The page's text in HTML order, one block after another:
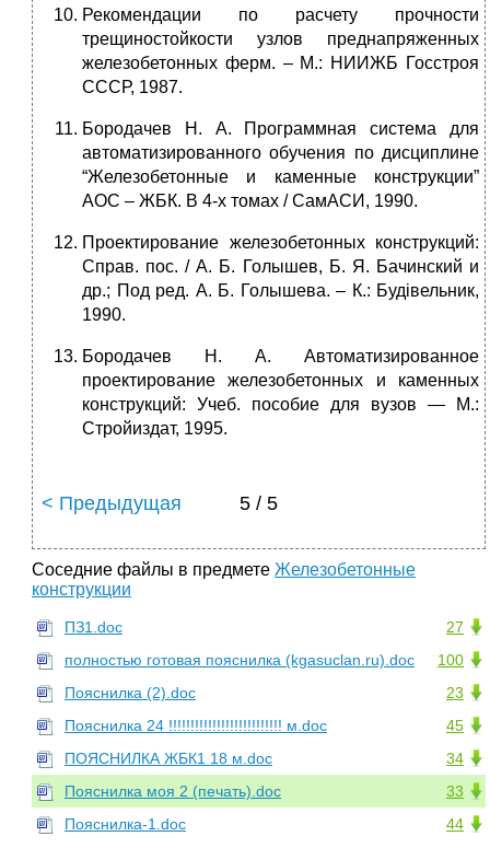
Рекомендации по расчету прочности
трещиностойкости узлов преднапряженных
железобетонных ферм. – М.: НИИЖБ Госстроя
СССР, 1987.
Бородачев Н. А. Программная система для
автоматизированного обучения по дисциплине
“Железобетонные и каменные конструкции”
АОС – ЖБК. В 4-х томах / СамАСИ, 1990.
Проектирование железобетонных конструкций:
Справ. пос. / А. Б. Голышев, Б. Я. Бачинский и
др.; Под ред. А. Б. Голышева. – К.: Будiвельник,
1990.
Бородачев Н. А. Автоматизированное
проектирование железобетонных и каменных
конструкций: Учеб. пособие для вузов — М.:
Стройиздат, 1995.
< Предыдущая 5 / 5
Соседние файлы в предмете Железобетонные
конструкции
27
ПЗ1.doc
100
полностью готовая пояснилка (kgasuclan.ru).doc
23
Пояснилка (2).doc
45
Пояснилка 24 !!!!!!!!!!!!!!!!!!!!!!!!!! м.doc
34
ПОЯСНИЛКА ЖБК1 18 м.doc
33
Пояснилка моя 2 (печать).doc
44
Пояснилка-1.doc